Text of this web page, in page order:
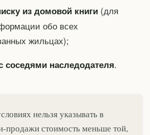
из домовой книги(для
обо всех
жильцах);
соседями наследодателя.
нельзя указывать в
продажи стоимость меньше той,